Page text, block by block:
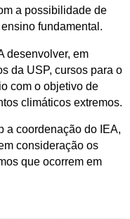
a possibilidade de
fundamental.
desenvolver, em
da USP, cursos para o
com o objetivo de
climáticos extremos.
a coordenação do IEA,
consideração os
que ocorrem em